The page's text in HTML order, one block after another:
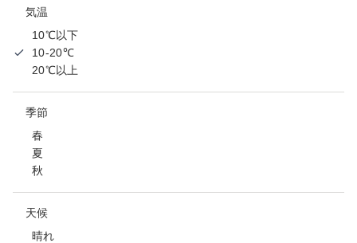
気温
10℃以下
10-20℃
20℃以上
季節
春
夏
秋
天候
晴れ